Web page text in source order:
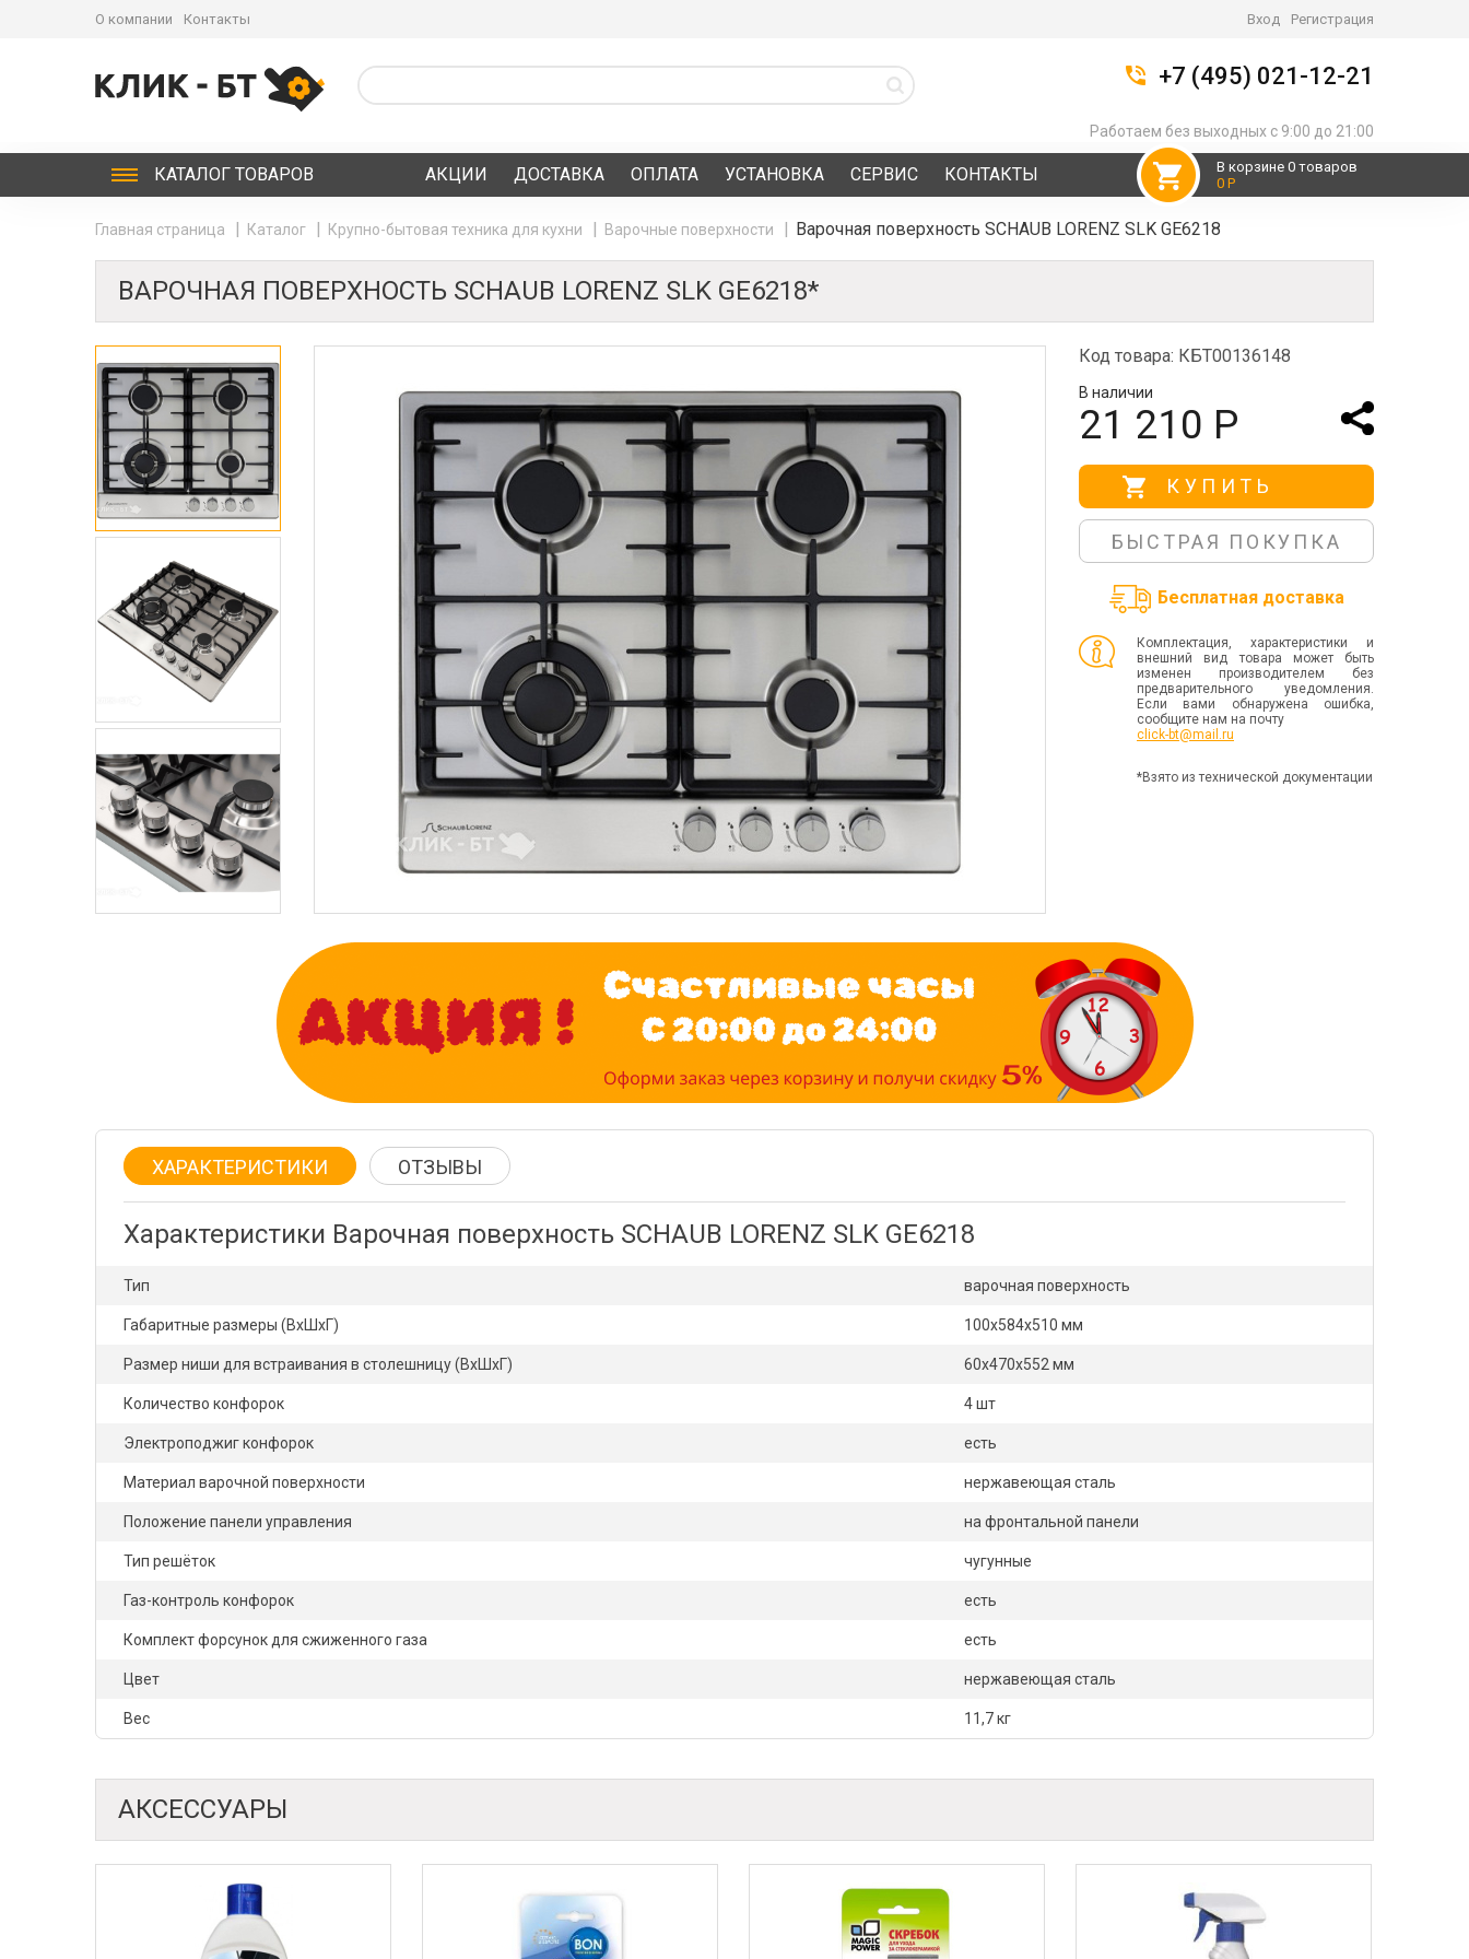
О компании Контакты Вход Регистрация
+7 (495) 021-12-21
Работаем без выходных с 9:00 до 21:00
КАТАЛОГ ТОВАРОВ
В корзине 0 товаров
0 Р
АКЦИИ ДОСТАВКА ОПЛАТА УСТАНОВКА СЕРВИС КОНТАКТЫ
Главная страница Каталог Крупно-бытовая техника для кухни Варочные поверхности Варочная поверхность SCHAUB LORENZ SLK GE6218
ВАРОЧНАЯ ПОВЕРХНОСТЬ SCHAUB LORENZ SLK GE6218*
Код товара: КБТ00136148
В наличии
21 210 Р
КУПИТЬ
БЫСТРАЯ ПОКУПКА
Бесплатная доставка
Комплектация, характеристики и
внешний вид товара может быть
изменен производителем без
предварительного уведомления.
Если вами обнаружена ошибка,
сообщите нам на почту
click-bt@mail.ru
*Взято из технической документации
ХАРАКТЕРИСТИКИ ОТЗЫВЫ
Характеристики Варочная поверхность SCHAUB LORENZ SLK GE6218
Тип варочная поверхность
Габаритные размеры (ВхШхГ) 100x584x510 мм
Размер ниши для встраивания в столешницу (ВхШхГ) 60х470х552 мм
Количество конфорок 4 шт
Электроподжиг конфорок есть
Материал варочной поверхности нержавеющая сталь
Положение панели управления на фронтальной панели
Тип решёток чугунные
Газ-контроль конфорок есть
Комплект форсунок для сжиженного газа есть
Цвет нержавеющая сталь
Вес 11,7 кг
АКСЕССУАРЫ